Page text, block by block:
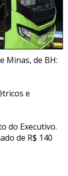
Minas, de BH:
e
do Executivo.
de R$ 140